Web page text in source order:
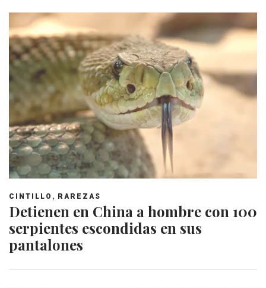
CINTILLO , RAREZAS
Detienen en China a hombre con 100
serpientes escondidas en sus
pantalones